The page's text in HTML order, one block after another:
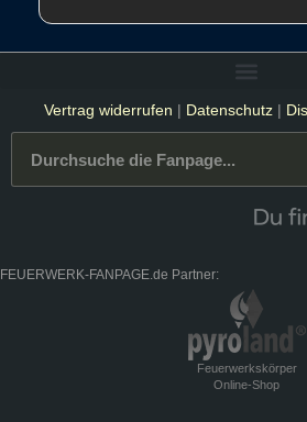
Vertrag widerrufen | Datenschutz|
FEUERWERK-FANPAGE.de Partner:
Feuerwerkskörper
Online-Shop